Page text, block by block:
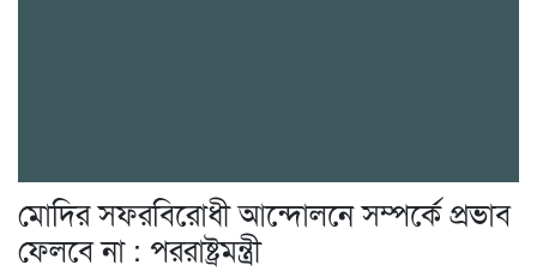
মোদির সফরবিরোধী আন্দোলনে সম্পর্কে প্রভাব
ফেলবে না : পররাষ্ট্রমন্ত্রী